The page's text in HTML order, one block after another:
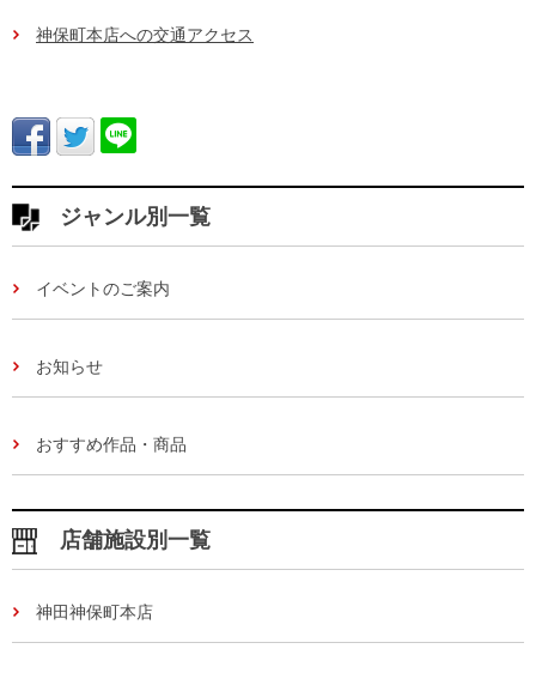
神保町本店への交通アクセス
ジャンル別一覧
イベントのご案内
お知らせ
おすすめ作品・商品
店舗施設別一覧
神田神保町本店